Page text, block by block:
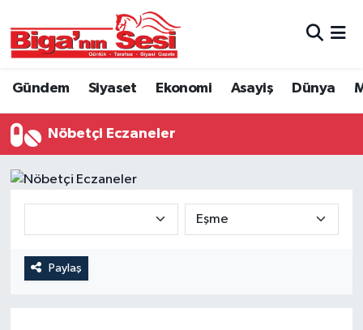
Gündem Siyaset Ekonomi Asayiş Dünya
Nöbetçi Eczaneler
Paylaş
Asayiş
Belde ve Köyler
Belediye
Eğitim
Çanakkale Hava Durumu
Süper Lig Puan Durumu ve Fikstür
Tüm Manşetler
Haber Arşivi